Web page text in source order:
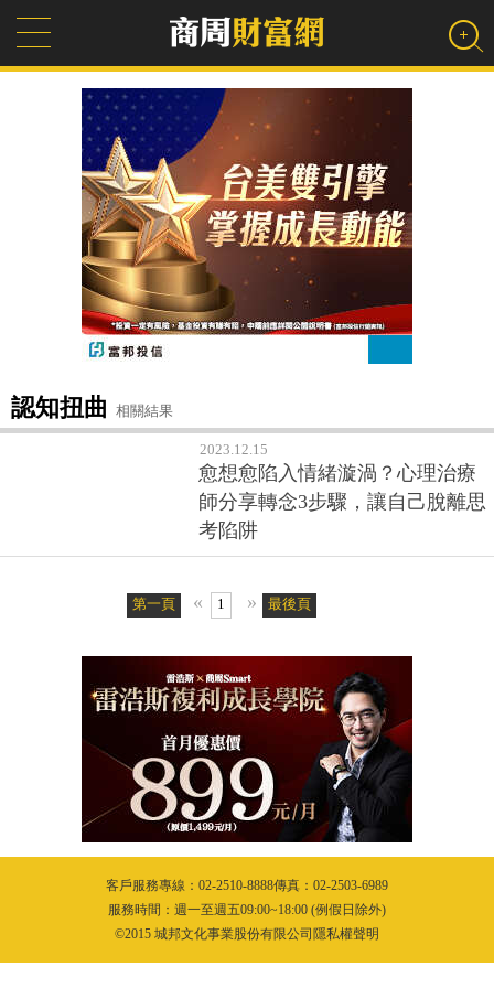
認知扭曲 相關結果
2023.12.15
愈想愈陷入情緒漩渦？心理治療
師分享轉念3步驟，讓自己脫離思
考陷阱
第一頁 « 1 » 最後頁
客戶服務專線：02-2510-8888傳真：02-2503-6989
服務時間：週一至週五09:00~18:00 (例假日除外)
©2015 城邦文化事業股份有限公司隱私權聲明